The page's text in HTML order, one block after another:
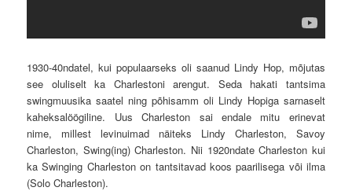
1930-40ndatel, kui populaarseks oli saanud Lindy Hop, mõjutas
see oluliselt ka Charlestoni arengut. Seda hakati tantsima
swingmuusika saatel ning põhisamm oli Lindy Hopiga sarnaselt
kaheksalöögiline. Uus Charleston sai endale mitu erinevat
nime, millest levinuimad näiteks Lindy Charleston, Savoy
Charleston, Swing(ing) Charleston. Nii 1920ndate Charleston kui
ka Swinging Charleston on tantsitavad koos paarilisega või ilma
(Solo Charleston).